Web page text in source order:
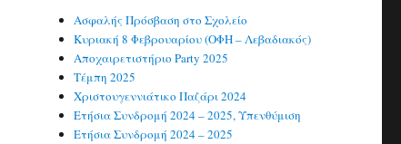
Ασφαλής Πρόσβαση στο Σχολείο
Κυριακή 8 Φεβρουαρίου (ΟΦΗ – Λεβαδιακός)
Αποχαιρετιστήριο Party 2025
Τέμπη 2025
Χριστουγεννιάτικο Παζάρι 2024
Ετήσια Συνδρομή 2024 – 2025, Υπενθύμιση
Ετήσια Συνδρομή 2024 – 2025